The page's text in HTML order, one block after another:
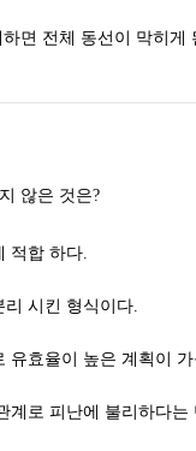
전시실을 순서별로 통해야 하고, 한 실을 폐쇄하면 전체 동선
사무소 건축의 코어 유형에 관한 설명으로 옳지 않은 것은?
편심코어형은 기준층 바닥면적이 작은 경우에 적합 하다.
독립코어형은 코어를 업무공간에서 별도로 분리 시킨 형식이다.
중심코어형은 코어가 중앙에 위치한 유형으로 유효율이 높
양단코어형은 수직동선이 양 측면에 위치한 관계